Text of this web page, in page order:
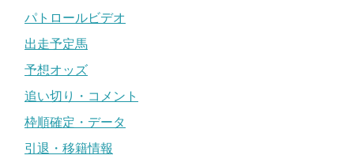
パトロールビデオ
出走予定馬
予想オッズ
追い切り・コメント
枠順確定・データ
引退・移籍情報